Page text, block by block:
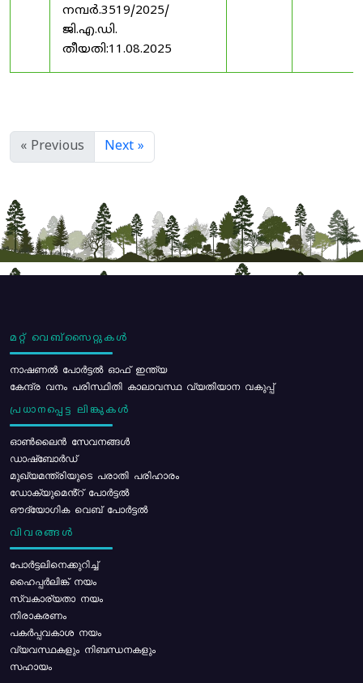
നമ്പർ.3519/2025/
ജി.എ.ഡി.
തീയതി:11.08.2025
« Previous Next »
മറ്റ് വെബ്സൈറ്റുകൾ
നാഷണൽ പോർട്ടൽ ഓഫ് ഇന്ത്യ
കേന്ദ്ര വനം പരിസ്ഥിതി കാലാവസ്ഥ വ്യതിയാന വകുപ്പ്
പ്രധാനപ്പെട്ട ലിങ്കുകൾ
ഓൺലൈൻ സേവനങ്ങൾ
ഡാഷ്ബോർഡ്
മുഖ്യമന്ത്രിയുടെ പരാതി പരിഹാരം
ഡോക്യുമെൻ്റ് പോർട്ടൽ
ഔദ്യോഗിക വെബ് പോർട്ടൽ
വിവരങ്ങൾ
പോര്‍ട്ടലിനെക്കുറിച്ച്
ഹൈപ്പർലിങ്ക് നയം
സ്വകാര്യതാ നയം
നിരാകരണം
പകർപ്പവകാശ നയം
വ്യവസ്ഥകളും നിബന്ധനകളും
സഹായം